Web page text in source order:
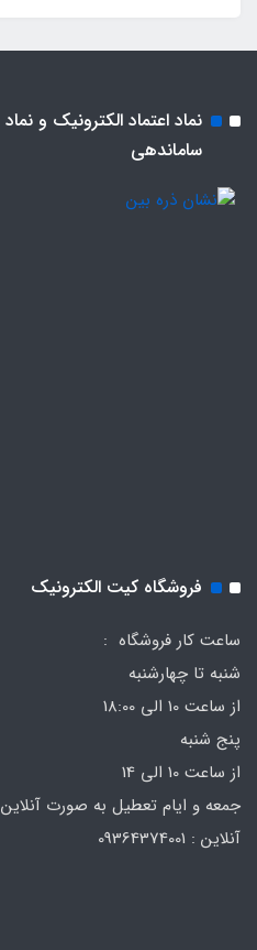
نماد اعتماد الکترونیک و نماد
ساماندهی
فروشگاه کیت الکترونیک
ساعت کار فروشگاه :
شنبه تا چهارشنبه
از ساعت 10 الی 18:00
پنج شنبه
از ساعت 10 الی 14
جمعه و ایام تعطیل به صورت